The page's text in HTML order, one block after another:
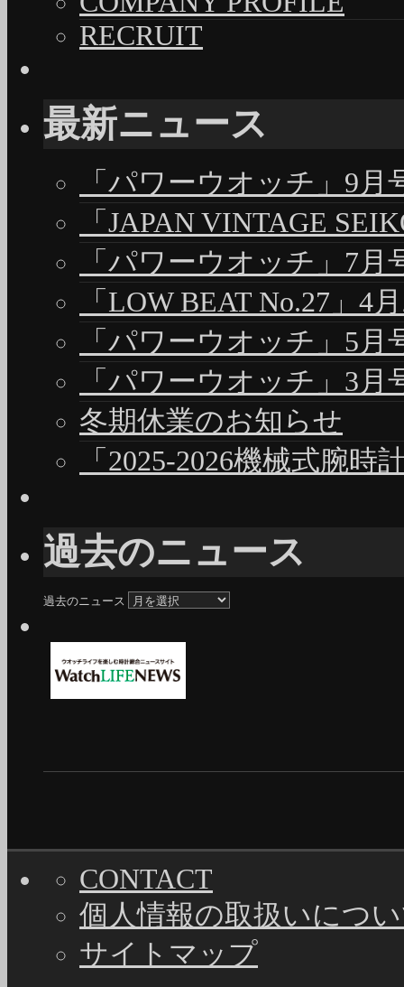
RECRUIT
最新ニュース
「パワーウオッチ」9月
「JAPAN VINTAGE
「パワーウオッチ」7月
「LOW BEAT No.27」4
「パワーウオッチ」5月
「パワーウオッチ」3月
冬期休業のお知らせ
「2025-2026機械式腕時
過去のニュース
過去のニュース
CONTACT
個人情報の取扱いにつ
サイトマップ